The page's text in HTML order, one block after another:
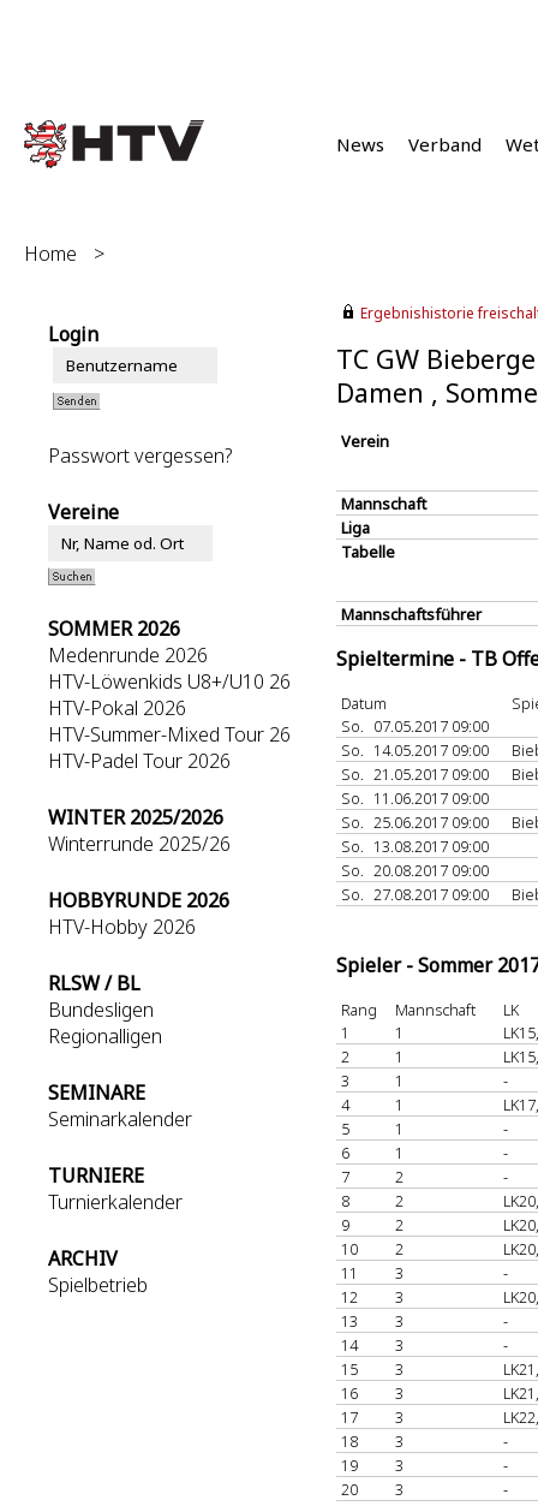
News Verband
Home >
Login
Passwort vergessen?
Vereine
SOMMER 2026
Medenrunde 2026
HTV-Löwenkids U8+/U10 26
HTV-Pokal 2026
HTV-Summer-Mixed Tour 26
HTV-Padel Tour 2026
WINTER 2025/2026
Winterrunde 2025/26
HOBBYRUNDE 2026
HTV-Hobby 2026
RLSW / BL
Bundesligen
Regionalligen
SEMINARE
Seminarkalender
TURNIERE
Turnierkalender
ARCHIV
Spielbetrieb
Ergebnishistorie
TC GW
Damen ,
Verein
Mannschaft
Liga
Tabelle
Mannschaftsführer
Spieltermine - TB
Datum
So. 07.05.2017 09:00
So. 14.05.2017 09:00
So. 21.05.2017 09:00
So. 11.06.2017 09:00
So. 25.06.2017 09:00
So. 13.08.2017 09:00
So. 20.08.2017 09:00
So. 27.08.2017 09:00
Spieler - Sommer
Rang Mannschaft
LK
1
1
2
1
3
1
-
4
1
5
1
-
6
1
-
7
2
-
8
2
9
2
10
2
11
3
-
12
3
13
3
-
14
3
-
15
3
16
3
17
3
18
3
-
19
3
-
20
3
-